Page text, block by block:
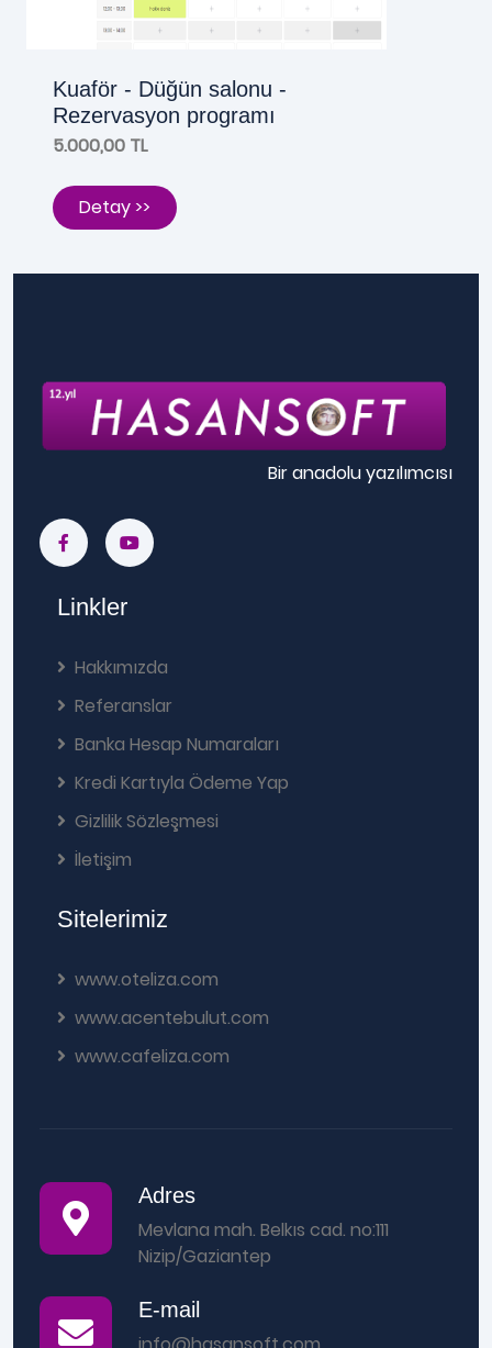
Kuaför - Düğün salonu -
Rezervasyon programı
5.000,00 TL
Detay >>
Bir anadolu yazılımcısı
Linkler
Hakkımızda
Referanslar
Banka Hesap Numaraları
Kredi Kartıyla Ödeme Yap
Gizlilik Sözleşmesi
İletişim
Sitelerimiz
www.oteliza.com
www.acentebulut.com
www.cafeliza.com
Adres
Mevlana mah. Belkıs cad. no:111
Nizip/Gaziantep
E-mail